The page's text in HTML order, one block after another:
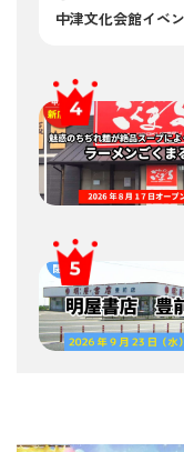
中津文化会館イベ